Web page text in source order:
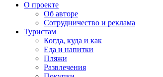
О проекте
Об авторе
Сотрудничество и реклама
Туристам
Когда, куда и как
Еда и напитки
Пляжи
Развлечения